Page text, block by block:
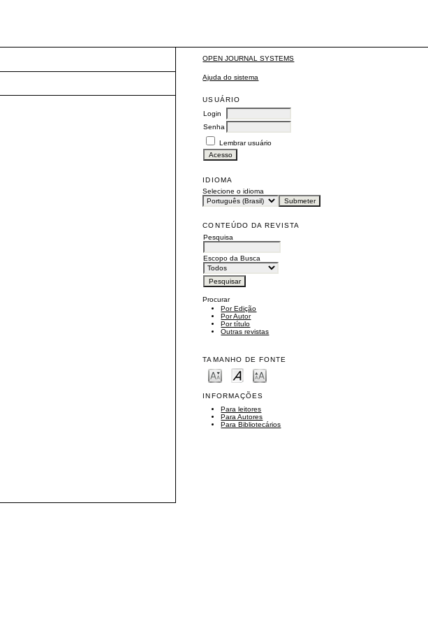
OPEN JOURNAL SYSTEMS
Ajuda do sistema
USUÁRIO
Login
Senha
Lembrar usuário
IDIOMA
Selecione o idioma
CONTEÚDO DA REVISTA
Pesquisa
Escopo da Busca
Procurar
Por Edição
Por Autor
Por título
Outras revistas
TAMANHO DE FONTE
INFORMAÇÕES
Para leitores
Para Autores
Para Bibliotecários